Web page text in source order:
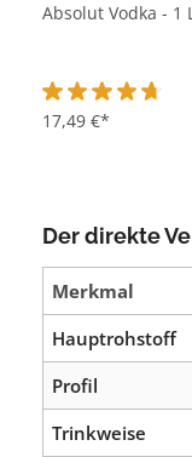
Absolut Vodka - 1
Durchschnittliche
17,49 €*
Der direkte
Merkmal
Hauptrohstoff
Profil
Trinkweise